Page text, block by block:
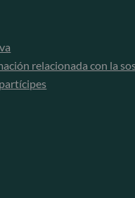
relacionada con la